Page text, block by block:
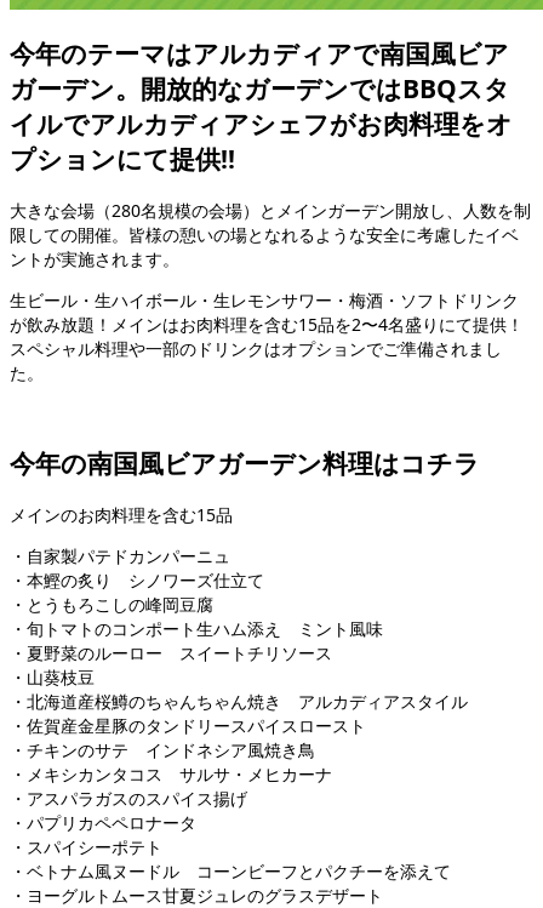
今年のテーマはアルカディアで南国風ビア
ガーデン。開放的なガーデンではBBQスタ
イルでアルカディアシェフがお肉料理をオ
プションにて提供!!
大きな会場（280名規模の会場）とメインガーデン開放し、人数を制
限しての開催。皆様の憩いの場となれるような安全に考慮したイベ
ントが実施されます。
生ビール・生ハイボール・生レモンサワー・梅酒・ソフトドリンク
が飲み放題！メインはお肉料理を含む15品を2〜4名盛りにて提供！
スペシャル料理や一部のドリンクはオプションでご準備されまし
た。
今年の南国風ビアガーデン料理はコチラ
メインのお肉料理を含む15品
・自家製パテドカンパーニュ
・本鰹の炙り シノワーズ仕立て
・とうもろこしの峰岡豆腐
・旬トマトのコンポート生ハム添え ミント風味
・夏野菜のルーロー スイートチリソース
・山葵枝豆
・北海道産桜鱒のちゃんちゃん焼き アルカディアスタイル
・佐賀産金星豚のタンドリースパイスロースト
・チキンのサテ インドネシア風焼き鳥
・メキシカンタコス サルサ・メヒカーナ
・アスパラガスのスパイス揚げ
・パプリカペペロナータ
・スパイシーポテト
・ベトナム風ヌードル コーンビーフとパクチーを添えて
・ヨーグルトムース甘夏ジュレのグラスデザート